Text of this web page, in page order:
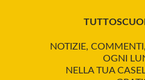
NOTIZIE,
OGNI
NELLA TUA